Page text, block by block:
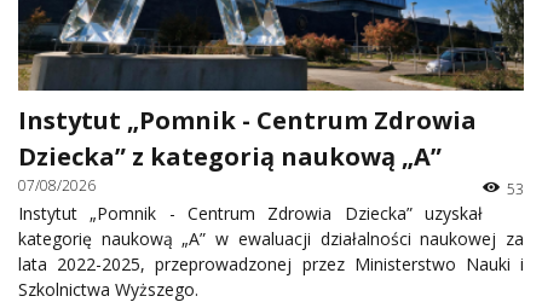
Instytut „Pomnik - Centrum Zdrowia
Dziecka” z kategorią naukową „A”
07/08/2026 53
Instytut „Pomnik - Centrum Zdrowia Dziecka” uzyskał
kategorię naukową „A” w ewaluacji działalności naukowej za
lata 2022-2025, przeprowadzonej przez Ministerstwo Nauki i
Szkolnictwa Wyższego.